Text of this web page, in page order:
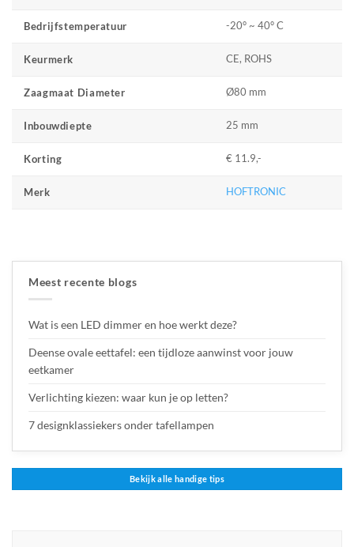
Bedrijfstemperatuur -20° ~ 40° C
Keurmerk CE, ROHS
Zaagmaat Diameter Ø80 mm
Inbouwdiepte 25 mm
Korting € 11.9,-
Merk HOFTRONIC
Meest recente blogs
Wat is een LED dimmer en hoe werkt deze?
Deense ovale eettafel: een tijdloze aanwinst voor jouw
eetkamer
Verlichting kiezen: waar kun je op letten?
7 designklassiekers onder tafellampen
Bekijk alle handige tips